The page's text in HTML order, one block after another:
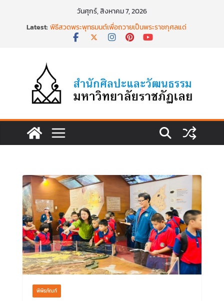
วันศุกร์, สิงหาคม 7, 2026
Latest: พิธีสวดพระพุทธมนต์เพื่อถวายเป็นพระราชกุศลแด่
สมเด็จพระเจ้าลูกเธอฯ วันที่ ๒๒ มิถุนายน ๒๕๖๙
นำงานวิจัยเรื่องการถ่ายทอดจิตรกรรมฝาผนังวัด
โพธิ์ชัยนาพึงผ่านงานศิลปะภาพพิมพ์ฯ ระหว่างวันที่ 22
– 26 มิถุนายน 2569
เชียงคานเปิดงานยิ่งใหญ่ ฉลองครบรอบ ๑๑๕ ปี
สืบสานวัฒนธรรมประเพณีผ่านศาสตร์พระราชา สู่การ
ท่องเที่ยวยั่งยืน วันที่ ๒๓ มิถุนายน ๒๕๖๙
พิธีบำเพ็ญกุศลสวดพระอภิธรรม เพื่ออุทิศถวายพระ
กุศลแด่ สมเด็จพระเจ้าลูกเธอ เจ้าฟ้าพัชรกิติยาภา นเร
พิพิธภัณฑ์